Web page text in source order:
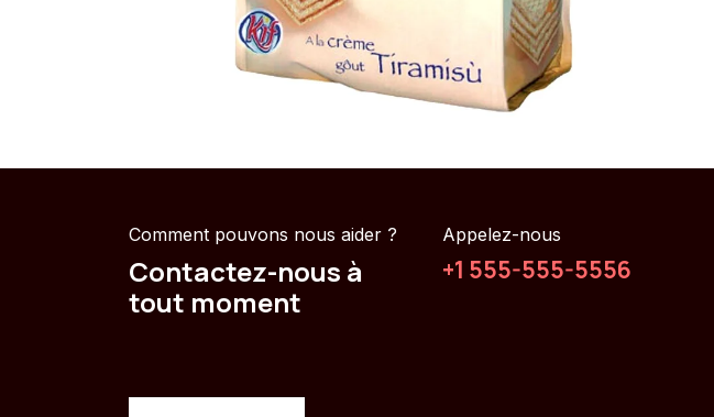
Comment pouvons nous aider ?
Contactez-nous à
tout moment
Appelez-nous
+1 555-555-5556